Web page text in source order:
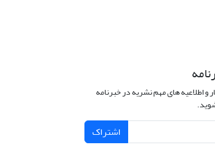
و اطلاعیه های مهم نشریه در خبرنامه
اشتراک